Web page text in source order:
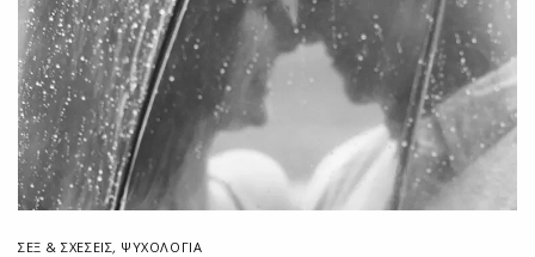
ΣΕΞ & ΣΧΈΣΕΙΣ, ΨΥΧΟΛΟΓΙΑ